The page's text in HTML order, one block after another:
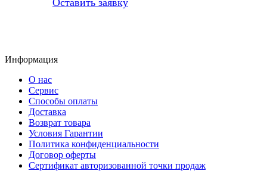
Информация
О нас
Сервис
Способы оплаты
Доставка
Возврат товара
Условия Гарантии
Политика конфиденциальности
Договор оферты
Сертификат авторизованной точки продаж